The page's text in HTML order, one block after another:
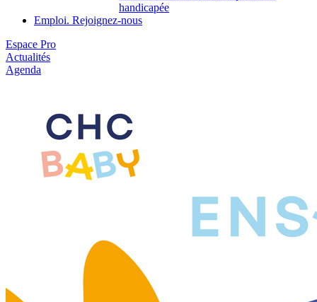
handicapée
Emploi. Rejoignez-nous
Espace Pro
Actualités
Agenda